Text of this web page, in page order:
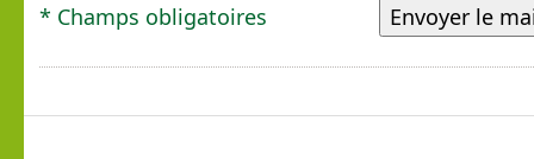
* Champs obligatoires